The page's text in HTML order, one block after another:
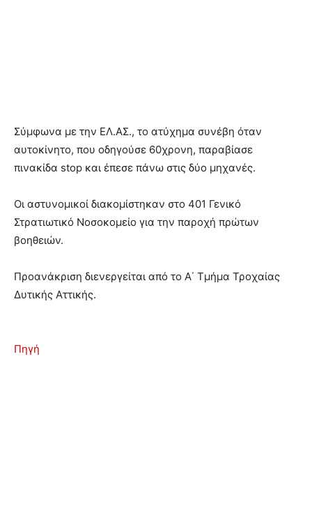
Σύμφωνα με την ΕΛ.ΑΣ., το ατύχημα συνέβη όταν
αυτοκίνητο, που οδηγούσε 60χρονη, παραβίασε
πινακίδα stop και έπεσε πάνω στις δύο μηχανές.
Οι αστυνομικοί διακομίστηκαν στο 401 Γενικό
Στρατιωτικό Νοσοκομείο για την παροχή πρώτων
βοηθειών.
Προανάκριση διενεργείται από το Α΄ Τμήμα Τροχαίας
Δυτικής Αττικής.
Πηγή